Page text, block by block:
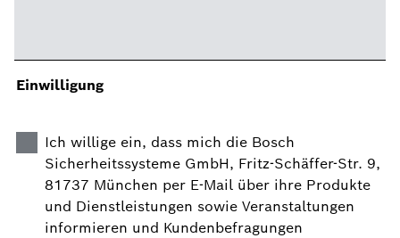
Einwilligung
Ich willige ein, dass mich die Bosch
Sicherheitssysteme GmbH, Fritz-Schäffer-Str. 9,
81737 München per E-Mail über ihre Produkte
und Dienstleistungen sowie Veranstaltungen
informieren und Kundenbefragungen